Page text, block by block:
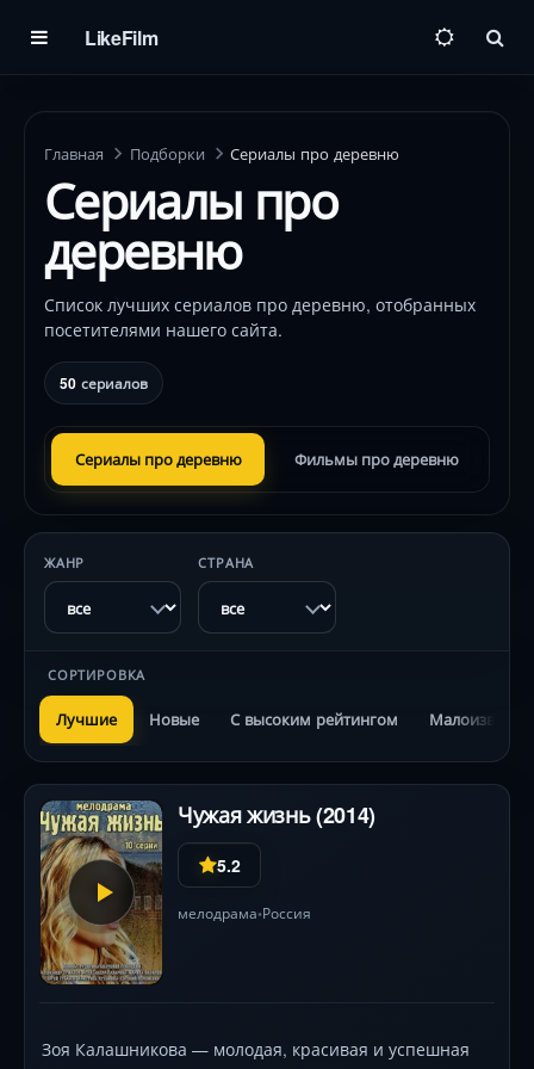
LikeFilm
Главная Подборки Сериалы про деревню
Сериалы про
деревню
Список лучших сериалов про деревню, отобранных
посетителями нашего сайта.
50 сериалов
Сериалы про деревню Фильмы про деревню
ЖАНР СТРАНА
СОРТИРОВКА
Лучшие Новые С высоким рейтингом
Чужая жизнь (2014)
5.2
мелодрама•Россия
Зоя Калашникова — молодая, красивая и успешная